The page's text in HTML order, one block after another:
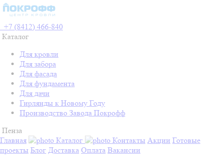
+7 (8412) 466-840
Каталог
Для кровли
Для забора
Для фасада
Для фундамента
Для дачи
Гирлянды к Новому Году
Производство Завода Покрофф
Пенза
Главная
Каталог Контакты Акции Готовые
проекты Блог Доставка Оплата Вакансии